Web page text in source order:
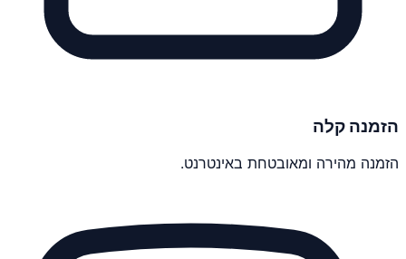
הזמנה קלה
הזמנה מהירה ומאובטחת באינטרנט.